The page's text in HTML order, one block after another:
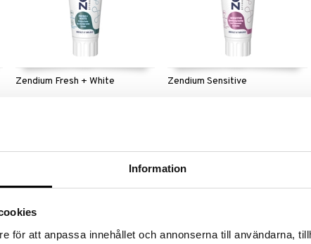
Information
för att anpassa innehållet och annonserna till användarna,
Zendium Fresh + White
vitare tänder.
35 kr
Zendium Sensitive
ilningar.
35 kr